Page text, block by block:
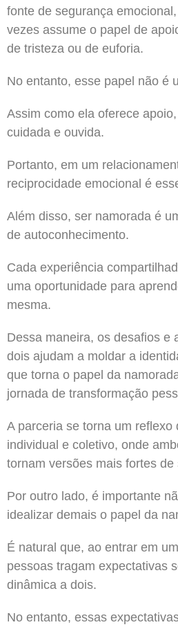
fonte de segurança
vezes assume o papel de
de tristeza ou de euforia.
No entanto, esse papel não é
Assim como ela oferece
cuidada e ouvida.
Portanto, em um
reciprocidade emocional é
Além disso, ser namorada é
de autoconhecimento.
Cada experiência
uma oportunidade para
mesma.
Dessa maneira, os desafios e
dois ajudam a moldar a
que torna o papel da
jornada de transformação
A parceria se torna um reflexo
individual e coletivo, onde
tornam versões mais fortes de
Por outro lado, é importante
idealizar demais o papel da
É natural que, ao entrar em
pessoas tragam expectativas
dinâmica a dois.
No entanto, essas